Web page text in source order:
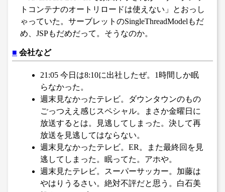
トコンテナのオートリロードは使えない」とおっし
ゃっていた。サーブレットのSingleThreadModelもだ
め、JSPもだめだって。そうなのか。
■ 会社など
21:05 今日は8:10に出社したぜ。1時間しか眠
らなかった。
週末見なかったテレビ。ダウンタウンのもの
ごっつええ感じスペシャル。まさか金曜日に
放送するとは。見逃してしまった。決して再
放送を見逃してはならない。
週末見なかったテレビ。ER。また最終回を見
逃してしまった。眠ってた。アホや。
週末見たテレビ。スーパーサッカー。加藤は
やはりうるさい。絶対不評だと思う。白石美